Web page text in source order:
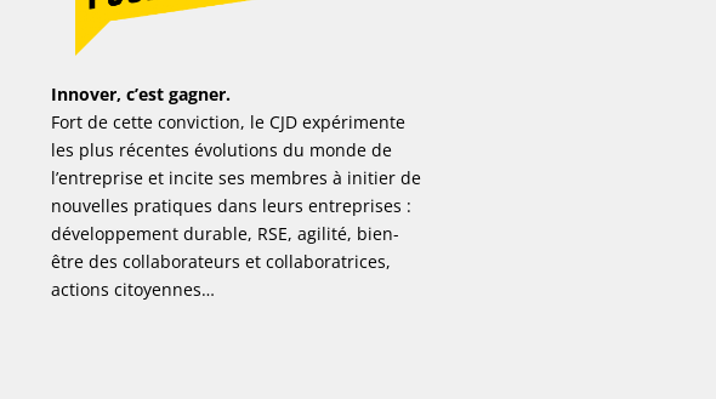
Innover, c’est gagner.
Fort de cette conviction, le CJD expérimente
les plus récentes évolutions du monde de
l’entreprise et incite ses membres à initier de
nouvelles pratiques dans leurs entreprises :
développement durable, RSE, agilité, bien-
être des collaborateurs et collaboratrices,
actions citoyennes…